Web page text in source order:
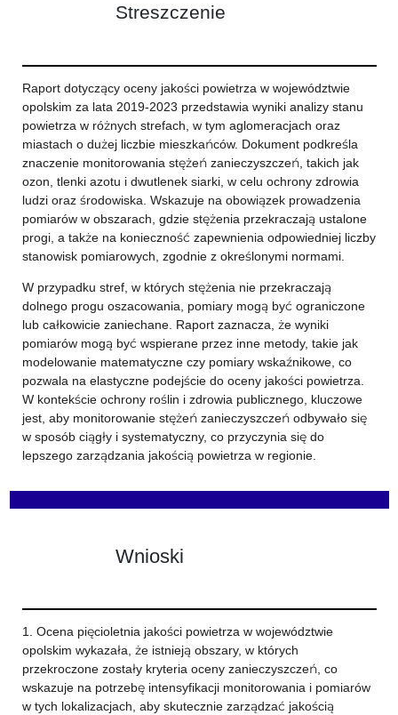
Streszczenie
Raport dotyczący oceny jakości powietrza w województwie
opolskim za lata 2019-2023 przedstawia wyniki analizy stanu
powietrza w różnych strefach, w tym aglomeracjach oraz
miastach o dużej liczbie mieszkańców. Dokument podkreśla
znaczenie monitorowania stężeń zanieczyszczeń, takich jak
ozon, tlenki azotu i dwutlenek siarki, w celu ochrony zdrowia
ludzi oraz środowiska. Wskazuje na obowiązek prowadzenia
pomiarów w obszarach, gdzie stężenia przekraczają ustalone
progi, a także na konieczność zapewnienia odpowiedniej liczby
stanowisk pomiarowych, zgodnie z określonymi normami.
W przypadku stref, w których stężenia nie przekraczają
dolnego progu oszacowania, pomiary mogą być ograniczone
lub całkowicie zaniechane. Raport zaznacza, że wyniki
pomiarów mogą być wspierane przez inne metody, takie jak
modelowanie matematyczne czy pomiary wskaźnikowe, co
pozwala na elastyczne podejście do oceny jakości powietrza.
W kontekście ochrony roślin i zdrowia publicznego, kluczowe
jest, aby monitorowanie stężeń zanieczyszczeń odbywało się
w sposób ciągły i systematyczny, co przyczynia się do
lepszego zarządzania jakością powietrza w regionie.
Wnioski
1. Ocena pięcioletnia jakości powietrza w województwie
opolskim wykazała, że istnieją obszary, w których
przekroczone zostały kryteria oceny zanieczyszczeń, co
wskazuje na potrzebę intensyfikacji monitorowania i pomiarów
w tych lokalizacjach, aby skutecznie zarządzać jakością